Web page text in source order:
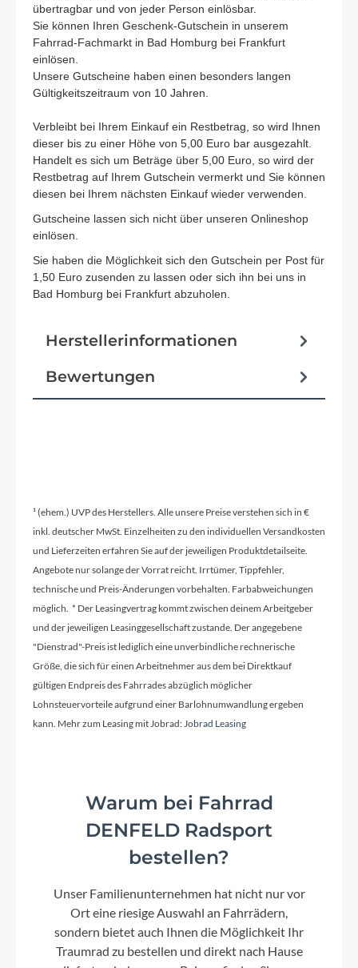
übertragbar und von jeder Person einlösbar.
Sie können Ihren Geschenk-Gutschein in unserem
Fahrrad-Fachmarkt in Bad Homburg bei Frankfurt
einlösen.
Unsere Gutscheine haben einen besonders langen
Gültigkeitszeitraum von 10 Jahren.
Verbleibt bei Ihrem Einkauf ein Restbetrag, so wird Ihnen
dieser bis zu einer Höhe von 5,00 Euro bar ausgezahlt.
Handelt es sich um Beträge über 5,00 Euro, so wird der
Restbetrag auf Ihrem Gutschein vermerkt und Sie können
diesen bei Ihrem nächsten Einkauf wieder verwenden.
Gutscheine lassen sich nicht über unseren Onlineshop
einlösen.
Sie haben die Möglichkeit sich den Gutschein per Post für
1,50 Euro zusenden zu lassen oder sich ihn bei uns in
Bad Homburg bei Frankfurt abzuholen.
Herstellerinformationen
Bewertungen
¹ (ehem.) UVP des Herstellers. Alle unsere Preise verstehen sich in €
inkl. deutscher MwSt. Einzelheiten zu den individuellen Versandkosten
und Lieferzeiten erfahren Sie auf der jeweiligen Produktdetailseite.
Angebote nur solange der Vorrat reicht. Irrtümer, Tippfehler,
technische und Preis-Änderungen vorbehalten. Farbabweichungen
möglich. * Der Leasingvertrag kommt zwischen deinem Arbeitgeber
und der jeweiligen Leasinggesellschaft zustande. Der angegebene
"Dienstrad"-Preis ist lediglich eine unverbindliche rechnerische
Größe, die sich für einen Arbeitnehmer aus dem bei Direktkauf
gültigen Endpreis des Fahrrades abzüglich möglicher
Lohnsteuervorteile aufgrund einer Barlohnumwandlung ergeben
kann. Mehr zum Leasing mit Jobrad:Jobrad Leasing
Warum bei Fahrrad
DENFELD Radsport
bestellen?
Unser Familienunternehmen hat nicht nur vor
Ort eine riesige Auswahl an Fahrrädern,
sondern bietet auch Ihnen die Möglichkeit Ihr
Traumrad zu bestellen und direkt nach Hause